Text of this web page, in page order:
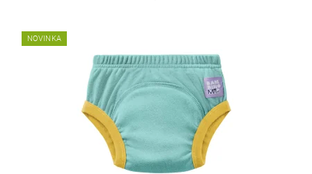
NOVINKA